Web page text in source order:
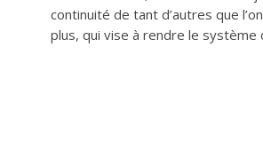
continuité de tant d’autres que
plus, qui vise à rendre le système